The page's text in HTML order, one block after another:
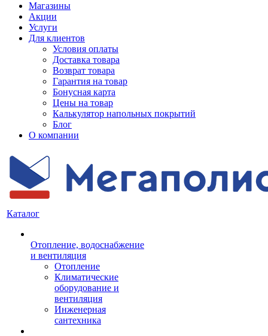
Магазины
Акции
Услуги
Для клиентов
Условия оплаты
Доставка товара
Возврат товара
Гарантия на товар
Бонусная карта
Цены на товар
Калькулятор напольных покрытий
Блог
О компании
Каталог
Отопление, водоснабжение
и вентиляция
Отопление
Климатические
оборудование и
вентиляция
Инженерная
сантехника